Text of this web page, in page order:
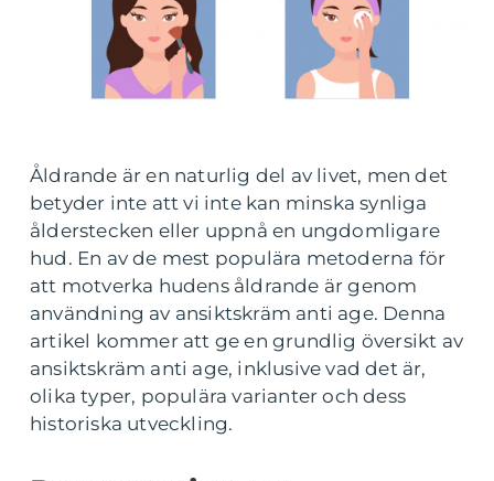
Åldrande är en naturlig del av livet, men det
betyder inte att vi inte kan minska synliga
ålderstecken eller uppnå en ungdomligare
hud. En av de mest populära metoderna för
att motverka hudens åldrande är genom
användning av ansiktskräm anti age. Denna
artikel kommer att ge en grundlig översikt av
ansiktskräm anti age, inklusive vad det är,
olika typer, populära varianter och dess
historiska utveckling.